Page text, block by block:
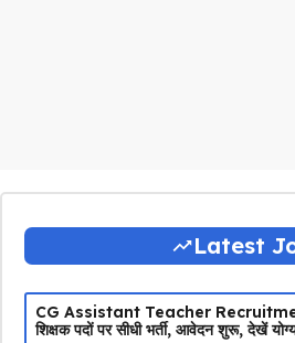
Latest
CG Assistant Teacher
शिक्षक पदों पर सीधी भर्ती, आवेदन शुरू, देखें